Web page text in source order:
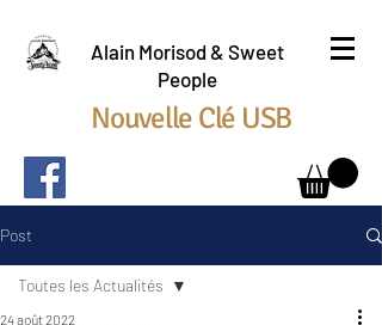
Alain Morisod & Sweet
People
Nouvelle Clé USB
Post
Toutes les Actualités
24 août 2022